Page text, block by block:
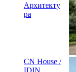
Архитекту
ра
CN House /
IDIN